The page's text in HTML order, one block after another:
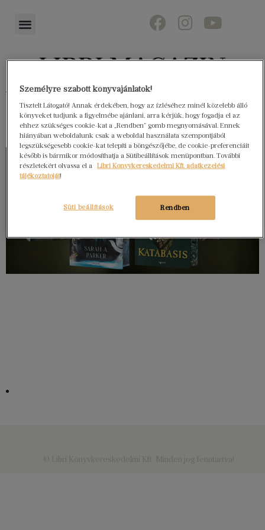
Könyvektől az olvasókig
Személyre szabott könyvajánlatok!
Tisztelt Látogató! Annak érdekében, hogy az ízléséhez minél közelebb álló
könyveket tudjunk a figyelmébe ajánlani, arra kérjük, hogy fogadja el az
ehhez szükséges cookie-kat a „Rendben” gomb megnyomásával. Ennek
hiányában weboldalunk csak a weboldal használata szempontjából
legszükségesebb cookie-kat telepíti a böngészőjébe, de cookie-preferenciáit
később is bármikor módosíthatja a Sütibeállítások menüpontban. További
részletekért olvassa el a
Libri Könyvkereskedelmi Kft. adatkezelési
tájékoztatóját!
Rendben
Süti beállítások